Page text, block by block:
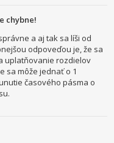
chybne!
a aj tak sa líši od
odpoveďou je, že sa
uplatňovanie rozdielov
sa môže jednať o 1
časového pásma o